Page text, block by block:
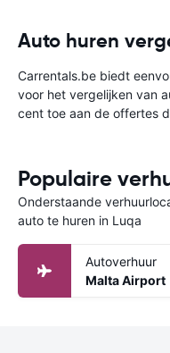
Auto huren
Carrentals.be biedt
voor het vergelijken van
cent toe aan de offertes
Populaire
Onderstaande
auto te huren in Luqa
Autoverhuur
Malta Airport